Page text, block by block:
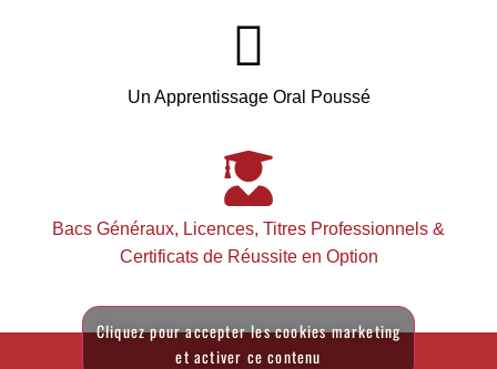
Un Apprentissage Oral Poussé
Bacs Généraux, Licences, Titres Professionnels &
Certificats de Réussite en Option
Cliquez pour accepter les cookies marketing
et activer ce contenu